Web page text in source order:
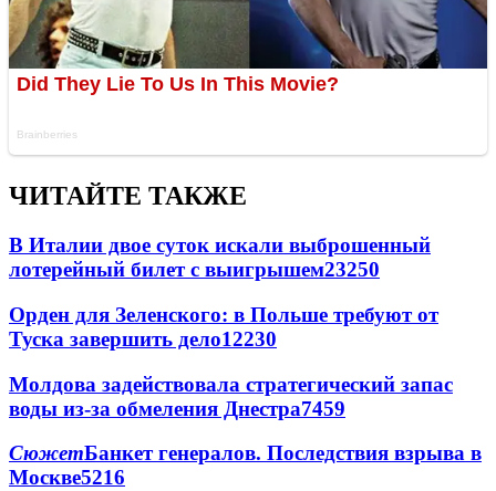
ЧИТАЙТЕ ТАКЖЕ
В Италии двое суток искали выброшенный
лотерейный билет с выигрышем23250
Орден для Зеленского: в Польше требуют от
Туска завершить дело12230
Молдова задействовала стратегический запас
воды из-за обмеления Днестра7459
СюжетБанкет генералов. Последствия взрыва в
Москве5216